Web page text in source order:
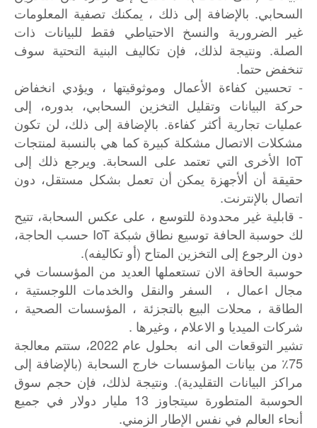
السحابي. بالإضافة إلى ذلك ، يمكنك تصفية المعلومات
غير الضرورية والنسخ الاحتياطي فقط للبيانات ذات
الصلة. ونتيجة لذلك، فإن تكاليف البنية التحتية سوف
تنخفض حتما.
- تحسين كفاءة الأعمال وموثوقيتها ، ويؤدي انخفاض
حركة البيانات وتقليل التخزين السحابي، بدوره، إلى
عمليات تجارية أكثر كفاءة. بالإضافة إلى ذلك، لن تكون
مشكلات الاتصال مشكلة كبيرة كما هي بالنسبة لمنتجات
IoT الأخرى التي تعتمد على السحابة. ويرجع ذلك إلى
حقيقة أن ألأجهزة يمكن أن تعمل بشكل مستقل، دون
اتصال بالإنترنت.
- قابلية غير محدودة للتوسع ، على عكس السحابة، تتيح
لك حوسبة الحافة توسيع نطاق شبكة IoT حسب الحاجة،
دون الرجوع إلى التخزين المتاح (أو تكاليفه).
حوسبة الحافة الان تستعملها العديد من المؤسسات في
مجال اعمال ، السفر والنقل والخدمات اللوجستية ،
الطاقة ، محلات البيع بالتجزئة ، المؤسسات الصحية ،
شركات الميديا و الاعلام ، وغيرها .
تشير التوقعات الى انه بحلول عام 2022، ستتم معالجة
75٪ من بيانات المؤسسات خارج السحابة (بالإضافة إلى
مراكز البيانات التقليدية). ونتيجة لذلك، فإن حجم سوق
الحوسبة المتطورة سيتجاوز 13 مليار دولار في جميع
أنحاء العالم في نفس الإطار الزمني.